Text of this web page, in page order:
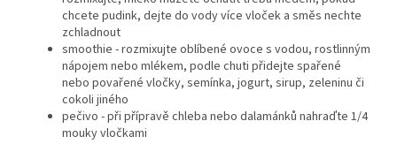
chcete pudink, dejte do vody více vloček a směs nechte
zchladnout
smoothie - rozmixujte oblíbené ovoce s vodou, rostlinným
nápojem nebo mlékem, podle chuti přidejte spařené
nebo povařené vločky, semínka, jogurt, sirup, zeleninu či
cokoli jiného
pečivo - při přípravě chleba nebo dalamánků nahraďte 1/4
mouky vločkami